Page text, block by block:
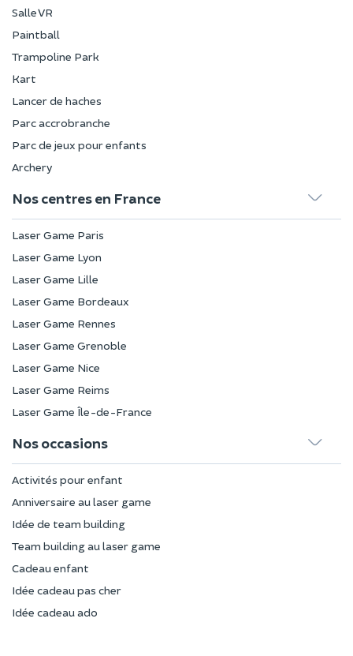
Salle VR
Paintball
Trampoline Park
Kart
Lancer de haches
Parc accrobranche
Parc de jeux pour enfants
Archery
Nos centres en France
Laser Game Paris
Laser Game Lyon
Laser Game Lille
Laser Game Bordeaux
Laser Game Rennes
Laser Game Grenoble
Laser Game Nice
Laser Game Reims
Laser Game Île-de-France
Nos occasions
Activités pour enfant
Anniversaire au laser game
Idée de team building
Team building au laser game
Cadeau enfant
Idée cadeau pas cher
Idée cadeau ado